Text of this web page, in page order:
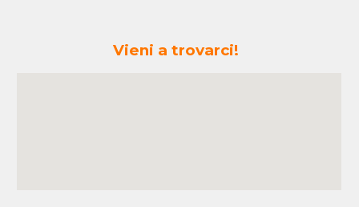
Vieni a trovarci!